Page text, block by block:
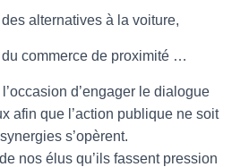
alternatives à la voiture,
commerce de proximité …
d’engager le dialogue
afin que l’action publique ne soit
s’opèrent.
nos élus qu’ils fassent pression